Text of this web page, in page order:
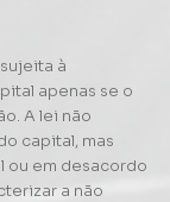
à
apenas se o
A lei não
capital, mas
ou em desacordo
a não